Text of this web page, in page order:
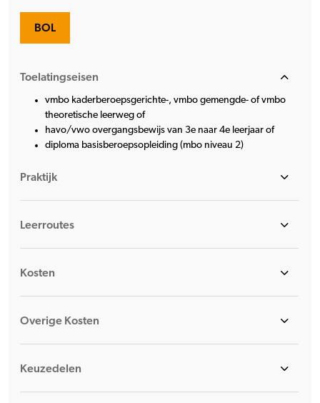
BOL
Toelatingseisen
vmbo kaderberoepsgerichte-, vmbo gemengde- of vmbo
theoretische leerweg of
havo/vwo overgangsbewijs van 3e naar 4e leerjaar of
diploma basisberoepsopleiding (mbo niveau 2)
Praktijk
Leerroutes
Kosten
Overige Kosten
Keuzedelen